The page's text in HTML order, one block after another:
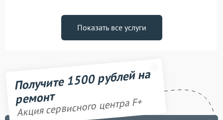
Показать все услуги
Получите 1500 рублей на
ремонт
Акция сервисного центра F+